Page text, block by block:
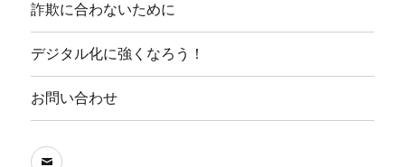
ー
開
詐欺に合わないために
デジタル化に強くなろう！
お問い合わせ
メ